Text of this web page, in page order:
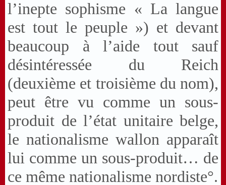
l’inepte sophisme « La langue
est tout le peuple ») et devant
beaucoup à l’aide tout sauf
désintéressée du Reich
(deuxième et troisième du nom),
peut être vu comme un sous-
produit de l’état unitaire belge,
le nationalisme wallon apparaît
lui comme un sous-produit… de
ce même nationalisme nordiste°.